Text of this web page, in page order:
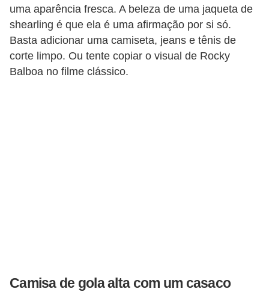
uma aparência fresca. A beleza de uma jaqueta de
shearling é que ela é uma afirmação por si só.
Basta adicionar uma camiseta, jeans e tênis de
corte limpo. Ou tente copiar o visual de Rocky
Balboa no filme clássico.
Camisa de gola alta com um casaco
o
u
p
a
s